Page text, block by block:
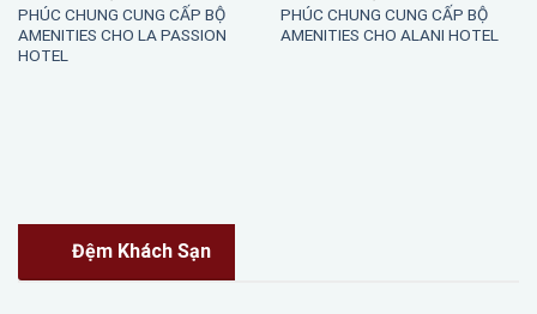
PHÚC CHUNG CUNG CẤP BỘ
AMENITIES CHO LA PASSION
HOTEL
PHÚC CHUNG CUNG CẤP BỘ
AMENITIES CHO ALANI HOTEL
Đệm Khách Sạn